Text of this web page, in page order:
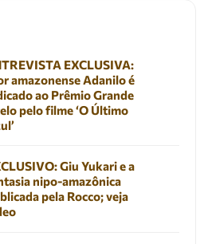
EXCLUSIVA:
amazonense Adanilo é
ao Prêmio Grande
pelo filme ‘O Último
Giu Yukari e a
nipo-amazônica
pela Rocco; veja